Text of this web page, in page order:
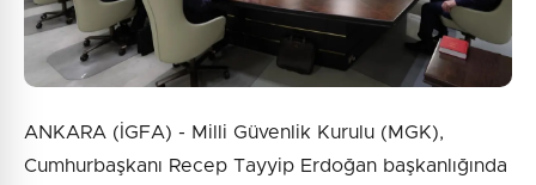
ANKARA (İGFA) - Milli Güvenlik Kurulu (MGK),
Cumhurbaşkanı Recep Tayyip Erdoğan başkanlığında